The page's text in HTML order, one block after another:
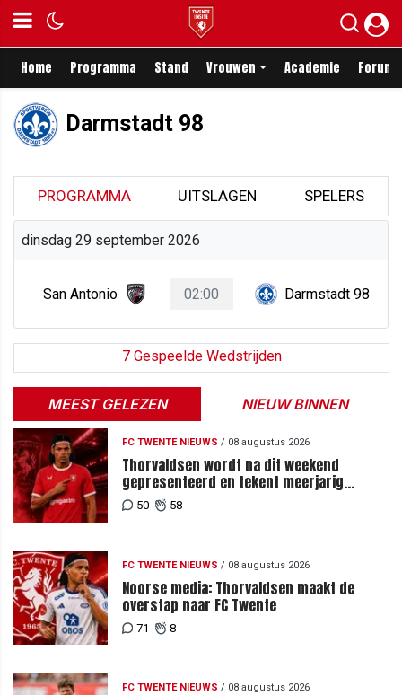
Home Programma Stand Vrouwen Academie Forum
Darmstadt 98
PROGRAMMA UITSLAGEN SPELERS
dinsdag 29 september 2026
San Antonio 02:00 Darmstadt 98
7 Gespeelde Wedstrijden
MEEST GELEZEN NIEUW BINNEN
FC TWENTE NIEUWS / 08 augustus 2026
Thorvaldsen wordt na dit weekend
gepresenteerd en tekent meerjarig
contract bij FC Twente
50 58
FC TWENTE NIEUWS / 08 augustus 2026
Noorse media: Thorvaldsen maakt de
overstap naar FC Twente
71 8
FC TWENTE NIEUWS / 08 augustus 2026